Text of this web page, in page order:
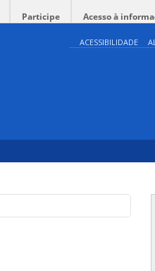
Participe Acesso à
ACESSIBILIDADE